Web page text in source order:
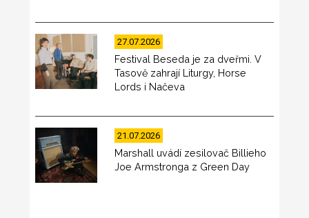
27.07.2026
Festival Beseda je za dveřmi. V
Tasově zahrají Liturgy, Horse
Lords i Načeva
21.07.2026
Marshall uvádí zesilovač Billieho
Joe Armstronga z Green Day